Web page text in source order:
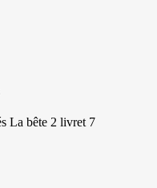
La bête 2 livret 7